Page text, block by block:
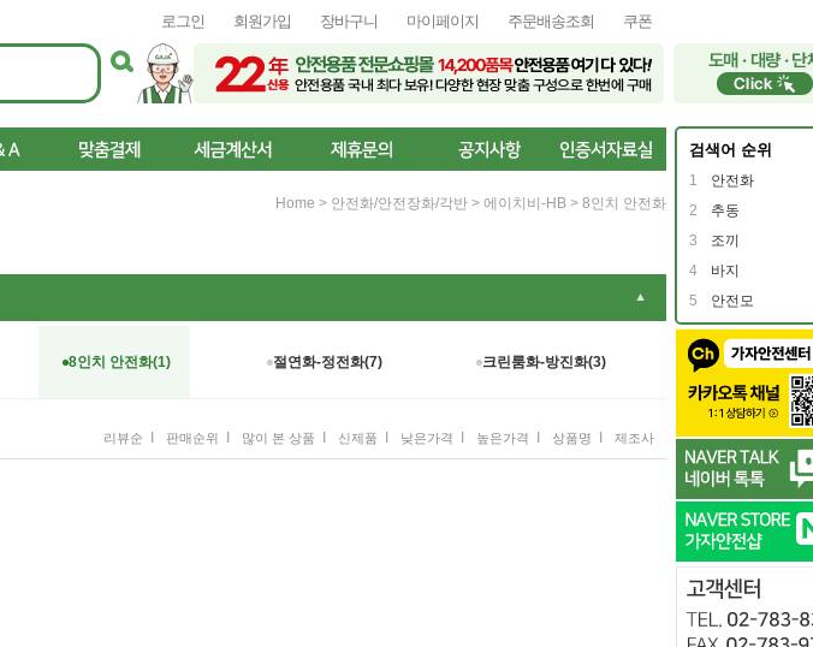
검색어 순위
1
안전화
2
추동
3
조끼
4
바지
5
안전모
로그인 회원가입 장바구니 마이페이지 주문배송조회 쿠폰
Home > 안전화/안전장화/각반 > 에이치비-HB > 8인치 안전화
▼
8인치 안전화(1) 절연화-정전화(7) 크린룸화-방진화(3)
리뷰순 판매순위 많이 본 상품 신제품 낮은가격 높은가격 상품명 제조사